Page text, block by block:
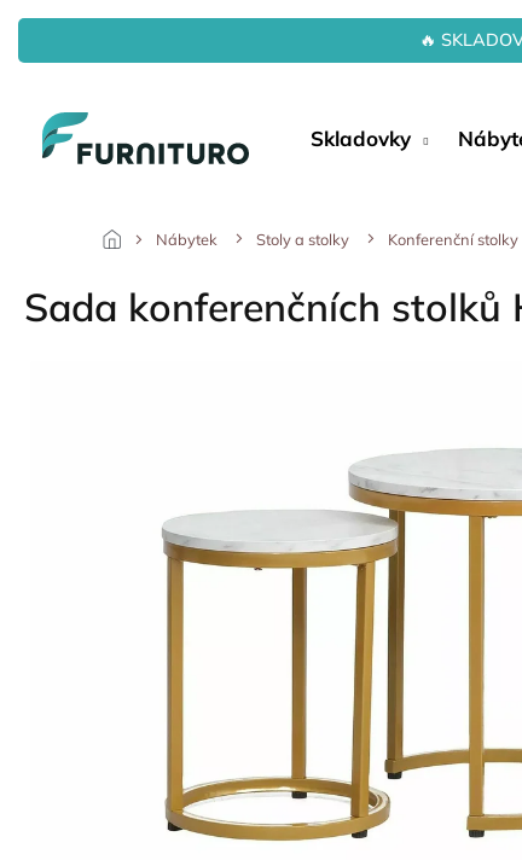
Přejít
obsah
🔥
Skladovky
Nábytek Stoly a stolky Konferenční stolky
Sada konferenčních